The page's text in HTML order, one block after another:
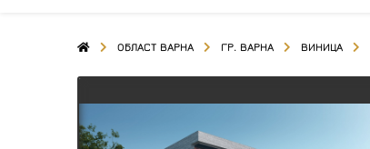
ОБЛАСТ ВАРНА ГР. ВАРНА ВИНИЦА